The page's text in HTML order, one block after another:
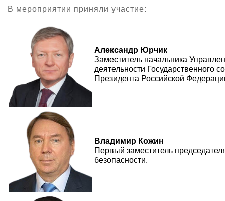
Основные требования МВЦ «Крокус Экспо»
Публикации о выставке
Пресс-релизы
В мероприятии приняли участие:
Александр Юрчик
Заместитель начальника
деятельности Государственного
Президента Российской
Владимир Кожин
Первый заместитель
безопасности.